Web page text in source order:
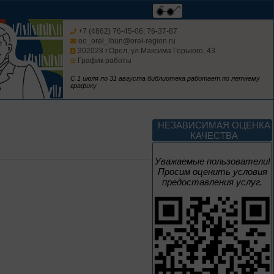
+7 (4862) 76-45-06; 76-37-87
oo_orel_lbun@orel-region.ru
302028 г.Орел, ул.Максима Горького, 43
График работы
С 1 июля по 31 августа библиотека работает по летнему
графику
НЕЗАВИСИМАЯ ОЦЕНКА
КАЧЕСТВА
Уважаемые пользователи!
Просим оценить условия
предоставления услуг.
Мастера кисти:
галерея талантов
Творец и муза
Цикл выставок литературы
4 – 14 августа
В борьбе против
нацизма мы были
вместе
Великая Победа народов
многонациональной страны